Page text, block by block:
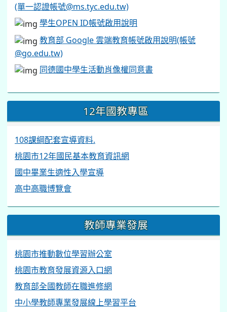
(單一認證帳號@ms.tyc.edu.tw)
學生OPEN ID帳號啟用說明
教育部 Google 雲端教育帳號啟用說明(帳號
@go.edu.tw)
同德國中學生活動肖像權同意書
12年國教專區
108課綱配套宣導資料.
桃園市12年國民基本教育資訊網
國中畢業生適性入學宣導
高中高職博覽會
教師專業發展
桃園市推動數位學習辦公室
桃園市教育發展資源入口網
教育部全國教師在職進修網
中小學教師專業發展線上學習平台